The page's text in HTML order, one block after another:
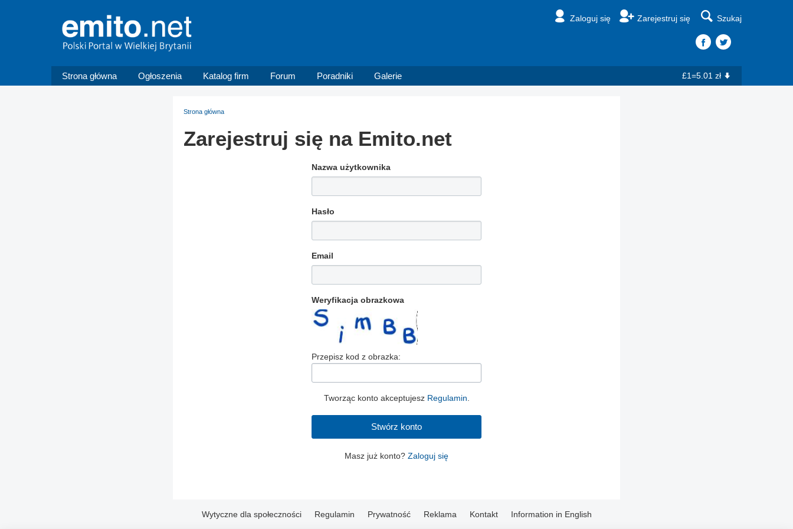
Zaloguj się Zarejestruj się Szukaj
Strona główna Ogłoszenia Katalog firm Forum Poradniki Galerie £1=5.01 zł
Strona główna
Zarejestruj się na Emito.net
Nazwa użytkownika
Hasło
Email
Weryfikacja obrazkowa
Przepisz kod z obrazka:
Tworząc konto akceptujesz Regulamin.
Masz już konto? Zaloguj się
Wytyczne dla społeczności Regulamin Prywatność Reklama Kontakt Information in English